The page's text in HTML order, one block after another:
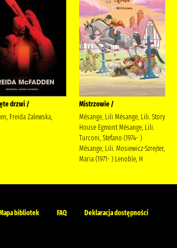
drzwi /
Freida Zalewska,
Mistrzowie /
Mésange, Lili Mésange, Lili. Story
House Egmont Mésange, Lili.
Turconi, Stefano (1974- )
Mésange, Lili. Mosiewicz-Szrejter,
Maria (1971- ) Lenoble, H
bibliotek FAQ Deklaracja dostępności